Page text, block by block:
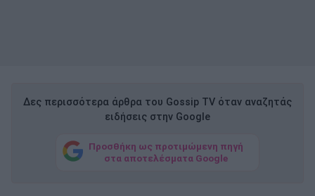
Δες περισσότερα άρθρα του Gossip TV όταν αναζητάς
ειδήσεις στην Google
Προσθήκη ως προτιμώμενη πηγή
στα αποτελέσματα Google